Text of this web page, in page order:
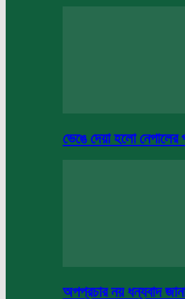
ভেঙে দেয়া হলো নেপালের
অপপ্রচার নয় ধন্যবাদ